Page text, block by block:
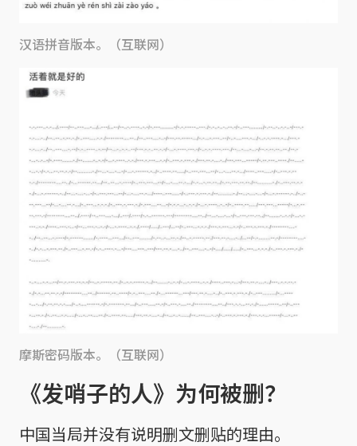
汉语拼音版本。（互联网）
摩斯密码版本。（互联网）
《发哨子的人》为何被删？
中国当局并没有说明删文删贴的理由。